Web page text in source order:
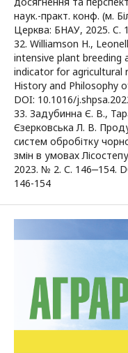
наук.-практ. конф. (м.
Церква: БНАУ, 2025. C.
32. Williamson H.,
intensive plant breeding
indicator for agricultural
History and Philosophy
DOI: 10.1016/
33. Задубинна Є. В.,
Єзерковська Л. В.
систем обробітку
змін в умовах
2023. № 2. С. 146‒154.
146-154